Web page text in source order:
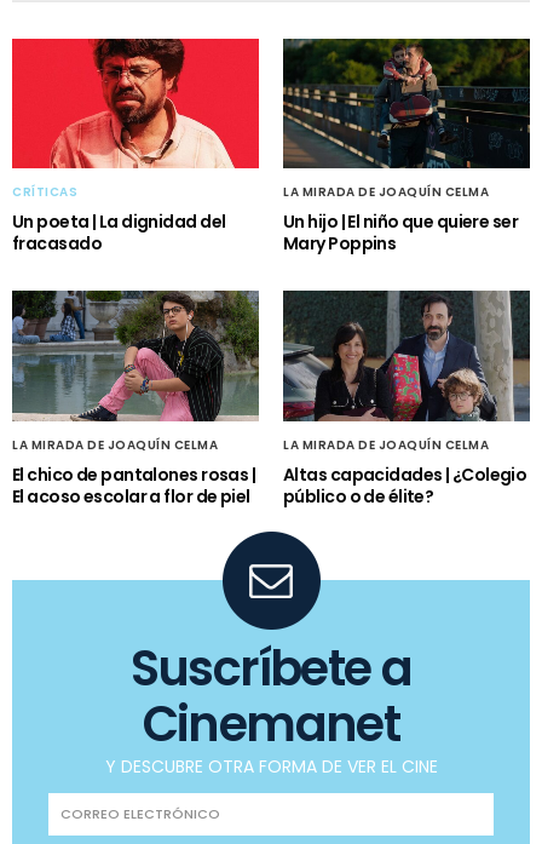
CRÍTICAS
Un poeta | La dignidad del
fracasado
LA MIRADA DE JOAQUÍN CELMA
Un hijo | El niño que quiere ser
Mary Poppins
LA MIRADA DE JOAQUÍN CELMA
El chico de pantalones rosas |
El acoso escolar a flor de piel
LA MIRADA DE JOAQUÍN CELMA
Altas capacidades | ¿Colegio
público o de élite?
Suscríbete a
Cinemanet
Y DESCUBRE OTRA FORMA DE VER EL CINE